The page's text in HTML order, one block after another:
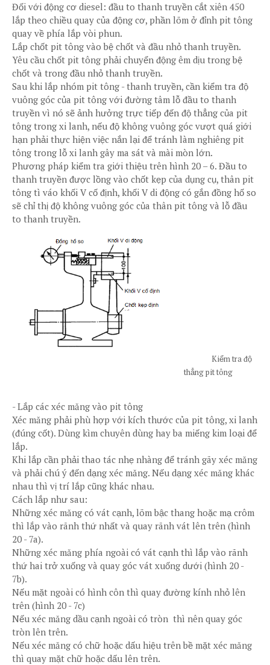
Đối với động cơ diesel: đầu to thanh truyền cắt xiên 450
lắp theo chiều quay của động cơ, phần lõm ở đỉnh pit tông
quay về phía lắp vòi phun.
Lắp chốt pit tông vào bệ chốt và đầu nhỏ thanh truyền.
Yêu cầu chốt pit tông phải chuyển động êm dịu trong bệ
chốt và trong đầu nhỏ thanh truyền.
Sau khi lắp nhóm pit tông - thanh truyền, cần kiểm tra độ
vuông góc của pit tông với đường tâm lỗ đầu to thanh
truyền vì nó sẽ ảnh hưởng trực tiếp đến độ thẳng của pit
tông trong xi lanh, nếu độ không vuông góc vượt quá giới
hạn phải thực hiện việc nắn lại để tránh làm nghiêng pit
tông trong lỗ xi lanh gây ma sát và mài mòn lớn.
Phương pháp kiểm tra giới thiệu trên hình 20 – 6. Đầu to
thanh truyền được lồng vào chốt kẹp của dụng cụ, thân pit
tông tì váo khối V cố định, khối V di động có gắn đồng hố so
sẽ chỉ thị độ không vuông góc của thân pit tông và lỗ đầu
to thanh truyền.
Kiểm tra độ
thẳng pit tông
- Lắp các xéc măng vào pit tông
Xéc măng phải phù hợp với kích thước của pit tông, xi lanh
(đúng cốt). Dùng kìm chuyên dùng hay ba miếng kim loại để
lắp.
Khi lắp cần phải thao tác nhẹ nhàng để tránh gãy xéc măng
và phải chú ý đến dạng xéc măng. Nếu dạng xéc măng khác
nhau thì vị trí lắp cũng khác nhau.
Cách lắp như sau:
Những xéc măng có vát cạnh, lõm bậc thang hoặc mạ crôm
thì lắp vào rãnh thứ nhất và quay rãnh vát lên trên (hình
20 - 7a).
Những xéc măng phía ngoài có vát cạnh thì lắp vào rãnh
thứ hai trở xuống và quay góc vát xuống dưới (hình 20 -
7b).
Nếu mặt ngoài có hình côn thì quay đường kính nhỏ lên
trên (hình 20 - 7c)
Nếu xéc măng dầu cạnh ngoài có tròn thì nên quay góc
tròn lên trên.
Nếu xéc măng có chữ hoặc dấu hiệu trên bề mặt xéc măng
thì quay mặt chữ hoặc dấu lên trên.